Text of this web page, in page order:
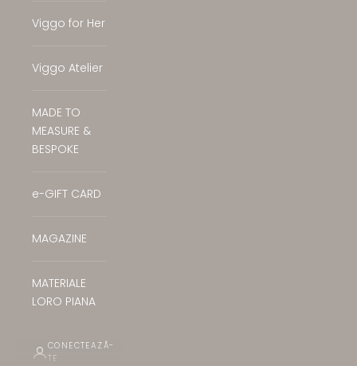
Viggo for Her
Viggo Atelier
MADE TO
MEASURE &
BESPOKE
e-GIFT CARD
MAGAZINE
MATERIALE
LORO PIANA
CONECTEAZĂ-
TE